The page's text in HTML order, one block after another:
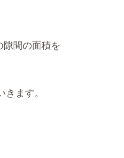
隙間の面積を
ます。